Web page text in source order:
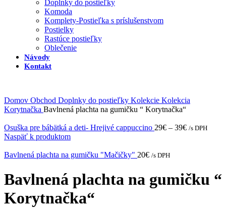
Doplnky do postieľky
Komoda
Komplety-Postieľka s príslušenstvom
Postielky
Rastúce postieľky
Oblečenie
Návody
Kontakt
Domov Obchod Doplnky do postieľky Kolekcie Kolekcia
Korytnačka Bavlnená plachta na gumičku “ Korytnačka“
Osuška pre bábätká a deti- Hrejivé cappuccino 29€ – 39€ /s DPH
Naspäť k produktom
Bavlnená plachta na gumičku "Mačičky" 20€ /s DPH
Bavlnená plachta na gumičku “
Korytnačka“